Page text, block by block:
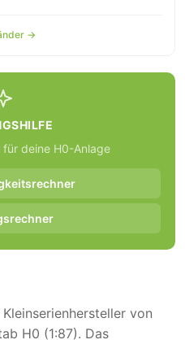
→
für deine H0-Anlage
von
H0 (1:87). Das